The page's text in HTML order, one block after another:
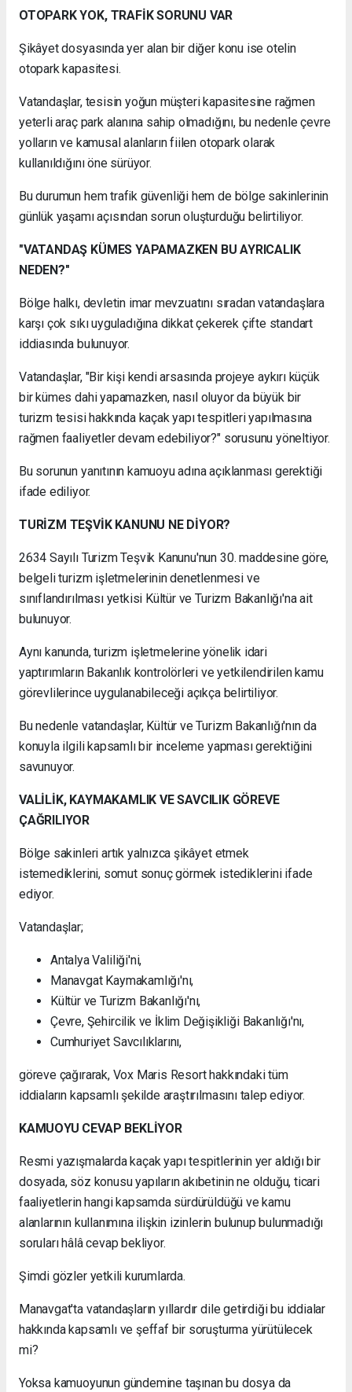
OTOPARK YOK, TRAFİK SORUNU VAR
Şikâyet dosyasında yer alan bir diğer konu ise otelin
otopark kapasitesi.
Vatandaşlar, tesisin yoğun müşteri kapasitesine rağmen
yeterli araç park alanına sahip olmadığını, bu nedenle çevre
yolların ve kamusal alanların fiilen otopark olarak
kullanıldığını öne sürüyor.
Bu durumun hem trafik güvenliği hem de bölge sakinlerinin
günlük yaşamı açısından sorun oluşturduğu belirtiliyor.
"VATANDAŞ KÜMES YAPAMAZKEN BU AYRICALIK
NEDEN?"
Bölge halkı, devletin imar mevzuatını sıradan vatandaşlara
karşı çok sıkı uyguladığına dikkat çekerek çifte standart
iddiasında bulunuyor.
Vatandaşlar, "Bir kişi kendi arsasında projeye aykırı küçük
bir kümes dahi yapamazken, nasıl oluyor da büyük bir
turizm tesisi hakkında kaçak yapı tespitleri yapılmasına
rağmen faaliyetler devam edebiliyor?" sorusunu yöneltiyor.
Bu sorunun yanıtının kamuoyu adına açıklanması gerektiği
ifade ediliyor.
TURİZM TEŞVİK KANUNU NE DİYOR?
2634 Sayılı Turizm Teşvik Kanunu'nun 30. maddesine göre,
belgeli turizm işletmelerinin denetlenmesi ve
sınıflandırılması yetkisi Kültür ve Turizm Bakanlığı'na ait
bulunuyor.
Aynı kanunda, turizm işletmelerine yönelik idari
yaptırımların Bakanlık kontrolörleri ve yetkilendirilen kamu
görevlilerince uygulanabileceği açıkça belirtiliyor.
Bu nedenle vatandaşlar, Kültür ve Turizm Bakanlığı'nın da
konuyla ilgili kapsamlı bir inceleme yapması gerektiğini
savunuyor.
VALİLİK, KAYMAKAMLIK VE SAVCILIK GÖREVE
ÇAĞRILIYOR
Bölge sakinleri artık yalnızca şikâyet etmek
istemediklerini, somut sonuç görmek istediklerini ifade
ediyor.
Vatandaşlar;
Antalya Valiliği'ni,
Manavgat Kaymakamlığı'nı,
Kültür ve Turizm Bakanlığı'nı,
Çevre, Şehircilik ve İklim Değişikliği Bakanlığı'nı,
Cumhuriyet Savcılıklarını,
göreve çağırarak, Vox Maris Resort hakkındaki tüm
iddiaların kapsamlı şekilde araştırılmasını talep ediyor.
KAMUOYU CEVAP BEKLİYOR
Resmi yazışmalarda kaçak yapı tespitlerinin yer aldığı bir
dosyada, söz konusu yapıların akıbetinin ne olduğu, ticari
faaliyetlerin hangi kapsamda sürdürüldüğü ve kamu
alanlarının kullanımına ilişkin izinlerin bulunup bulunmadığı
soruları hâlâ cevap bekliyor.
Şimdi gözler yetkili kurumlarda.
Manavgat'ta vatandaşların yıllardır dile getirdiği bu iddialar
hakkında kapsamlı ve şeffaf bir soruşturma yürütülecek
mi?
Yoksa kamuoyunun gündemine taşınan bu dosya da